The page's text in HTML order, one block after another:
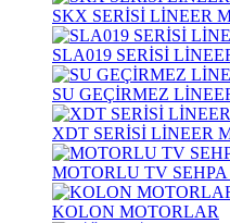
SKX SERİSİ LİNEER
SLA019 SERİSİ
SU GEÇİRMEZ
XDT SERİSİ LİNEER
MOTORLU TV
KOLON MOTORLAR